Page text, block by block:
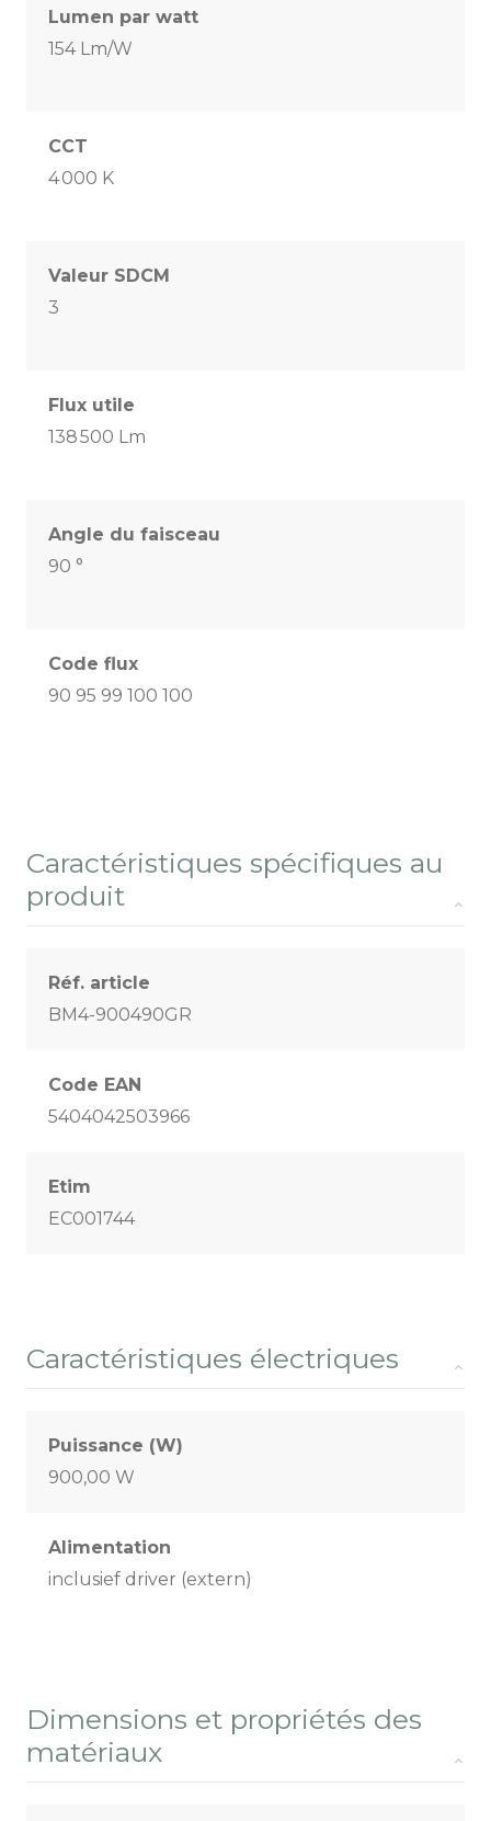
Lumen par watt
154 Lm/W
CCT
4 000 K
Valeur SDCM
3
Flux utile
138 500 Lm
Angle du faisceau
90 °
Code flux
90 95 99 100 100
Caractéristiques spécifiques au
produit
Réf. article
BM4-900490GR
Code EAN
5404042503966
Etim
EC001744
Caractéristiques électriques
Puissance (W)
900,00 W
Alimentation
inclusief driver (extern)
Dimensions et propriétés des
matériaux